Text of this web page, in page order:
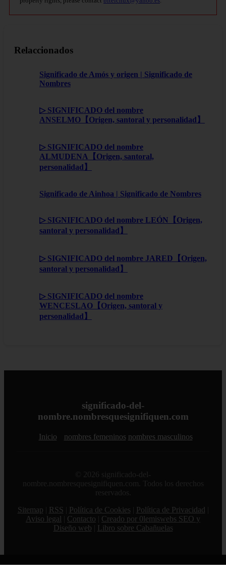
Relaccionados
Significado de Amós y origen | Significado de
Nombres
▷ SIGNIFICADO del nombre
ANSELMO【Origen, santoral y personalidad】
▷ SIGNIFICADO del nombre
ALMUDENA【Origen, santoral,
personalidad】
Significado de Ainhoa | Significado de Nombres
▷ SIGNIFICADO del nombre LEÓN【Origen,
santoral y personalidad】
▷ SIGNIFICADO del nombre JARED【Origen,
santoral y personalidad】
▷ SIGNIFICADO del nombre
WENCESLAO【Origen, santoral y
personalidad】
significado-del-
nombre.nombresquesignifiquen.com
Inicio nombres femeninos nombres masculinos
© 2026 significado-del-
nombre.nombresquesignifiquen.com. Todos los derechos
reservados.
Sitemap
RSS Política de Cookies Política de Privacidad
Aviso legal
Contacto
Creado por 0lemiswebs SEO y
Diseño web
Libro sobre Cabañuelas